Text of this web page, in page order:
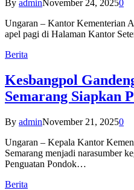
By adminNovember 24, 20250
Ungaran – Kantor Kementerian
apel pagi di Halaman Kantor
Berita
Kesbangpol
Semarang Siapkan
By adminNovember 21, 20250
Ungaran – Kepala Kantor
Semarang menjadi narasumber
Penguatan Pondok…
Berita